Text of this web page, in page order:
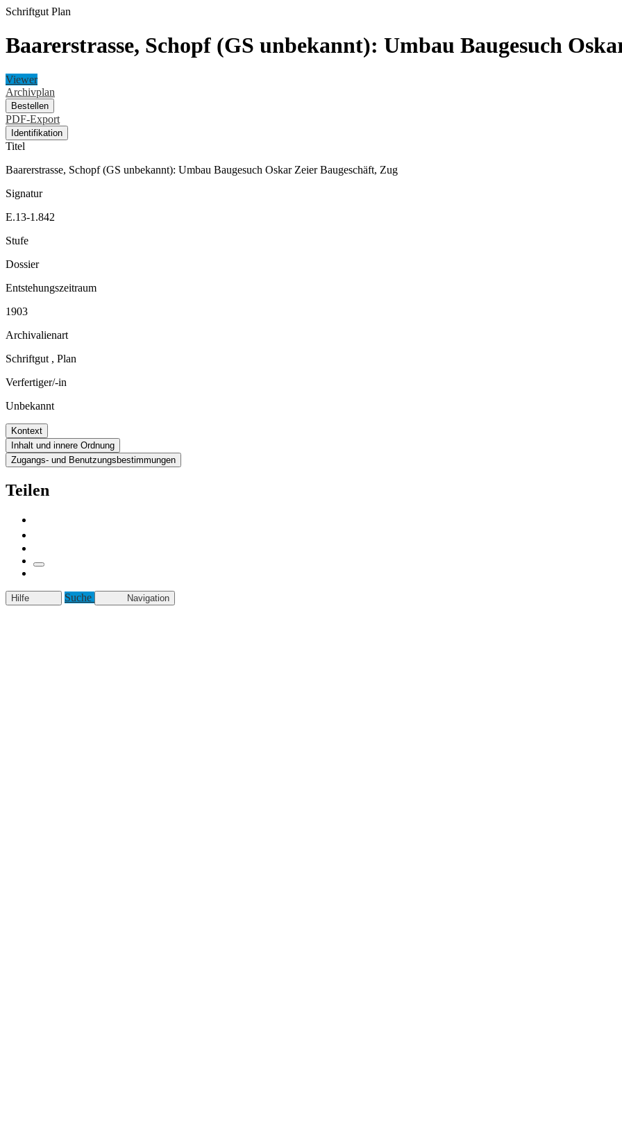
Schriftgut Plan
Baarerstrasse, Schopf (GS unbekannt): Umbau Baugesuch
Viewer
Archivplan
Bestellen
PDF-Export
Identifikation
Titel
Baarerstrasse, Schopf (GS unbekannt): Umbau Baugesuch Oskar Zeier Baugeschäft, Zug
Signatur
E.13-1.842
Stufe
Dossier
Entstehungszeitraum
1903
Archivalienart
Schriftgut , Plan
Verfertiger/-in
Unbekannt
Kontext
Inhalt und innere Ordnung
Zugangs- und Benutzungsbestimmungen
Teilen
Hilfe Suche Navigation